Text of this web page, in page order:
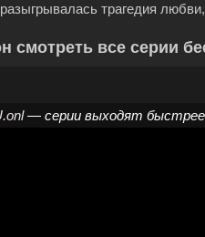
трагедия
смотреть все серии
— серии выходят быстрее